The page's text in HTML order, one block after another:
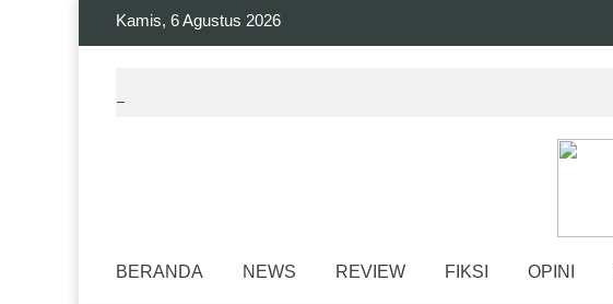
Kamis, 6 Agustus 2026
BERANDA NEWS REVIEW FIKSI OPINI